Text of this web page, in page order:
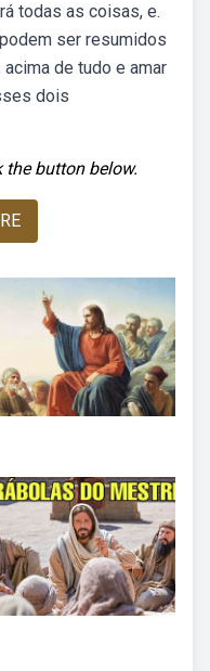
todas as coisas, e.
ser resumidos
de tudo e amar
dois
button below.